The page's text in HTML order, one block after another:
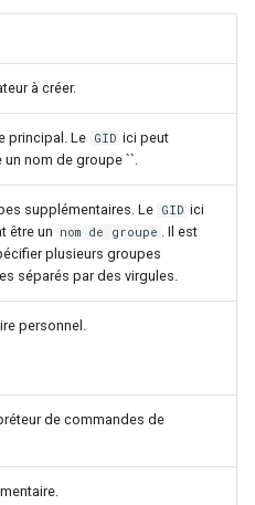
à créer.
principal. Le GID ici peut
un nom de groupe ``.
supplémentaires. Le GID ici
être un nom de groupe . Il est
plusieurs groupes
séparés par des virgules.
personnel.
de commandes de